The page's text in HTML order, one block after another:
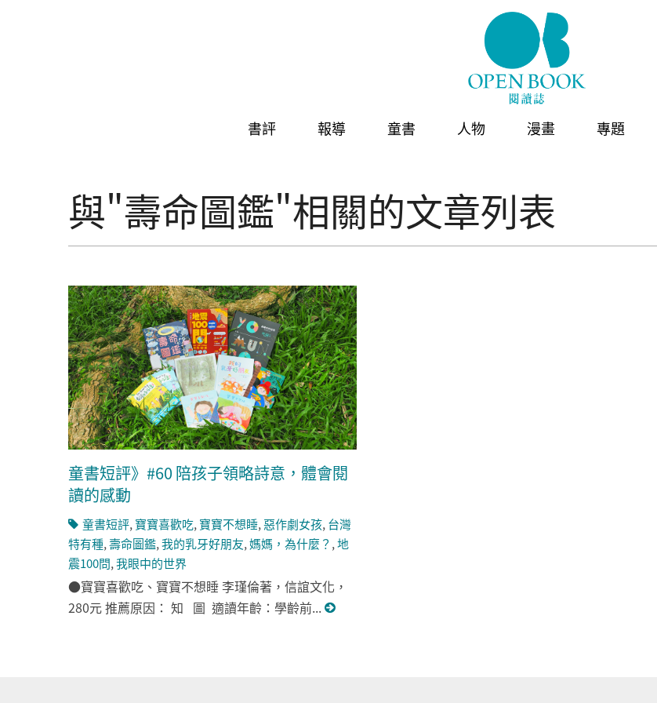
書評 報導 童書 人物 漫畫 專題
與"壽命圖鑑"相關的文章列表
童書短評》#60 陪孩子領略詩意，體會閱
讀的感動
童書短評, 寶寶喜歡吃, 寶寶不想睡,惡作劇女孩, 台灣
特有種,壽命圖鑑,我的乳牙好朋友,媽媽，為什麼？ ,地
震100問,我眼中的世界
●寶寶喜歡吃、寶寶不想睡 李瑾倫著，信誼文化，
280元 推薦原因： 知 圖 適讀年齡：學齡前...